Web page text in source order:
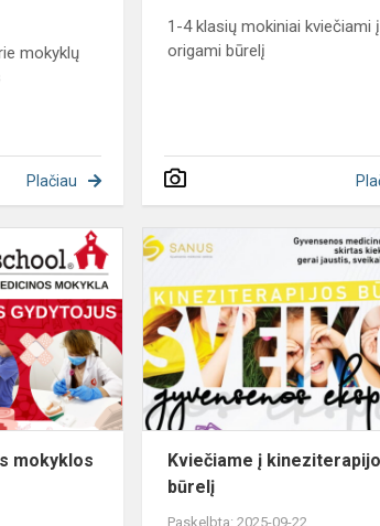
mokyklų
Plačiau
1-4 klasių mokiniai kviečiami į
origami būrelį
Mažosios
medicinos
mokyklos
būrelis
mokyklos
Kviečiame į
būrelį
Paskelbta: 2025-09-22